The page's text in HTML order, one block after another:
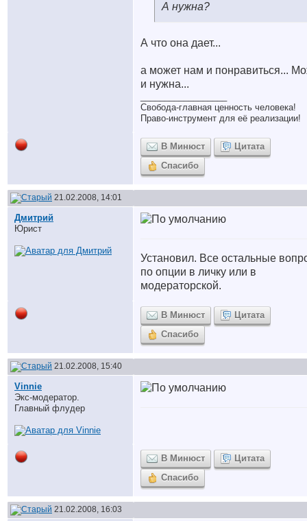
А нужна?
А что она дает...
а может нам и понравиться...
и нужна...
Свобода-главная ценность человека!
Право-инструмент для её реализации!
В Минюст
Цитата
Спасибо
21.02.2008, 14:01
Дмитрий
Юрист
Установил. Все остальные
по опции в личку или в
модераторской.
В Минюст
Цитата
Спасибо
21.02.2008, 15:40
Vinnie
Экс-модератор.
Главный флудер
В Минюст
Цитата
Спасибо
21.02.2008, 16:03